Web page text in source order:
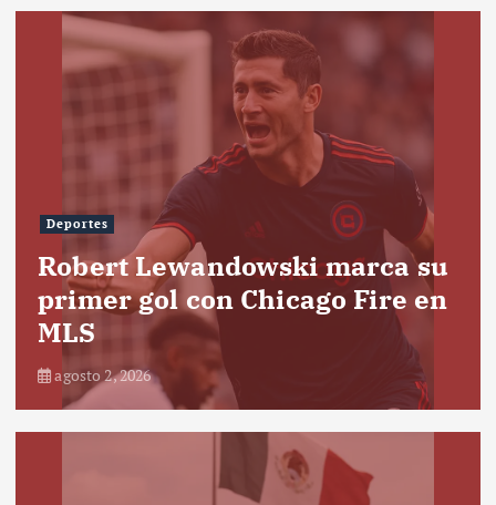
Deportes
Robert Lewandowski marca su
primer gol con Chicago Fire en
MLS
agosto 2, 2026